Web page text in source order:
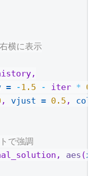
横に表示
= - 1.5 - iter *
, vjust = 0.5 ,
で強調
aes (x